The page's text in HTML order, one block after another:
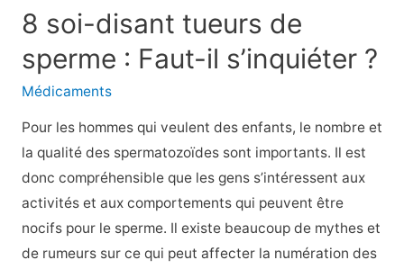
que
la
liste
de
7
Keto
Diet
est
incontournable
8 soi-disant tueurs de
sperme : Faut-il s’inquiéter ?
Médicaments
Pour les hommes qui veulent des enfants, le nombre et
la qualité des spermatozoïdes sont importants. Il est
donc compréhensible que les gens s’intéressent aux
activités et aux comportements qui peuvent être
nocifs pour le sperme. Il existe beaucoup de mythes et
de rumeurs sur ce qui peut affecter la numération des